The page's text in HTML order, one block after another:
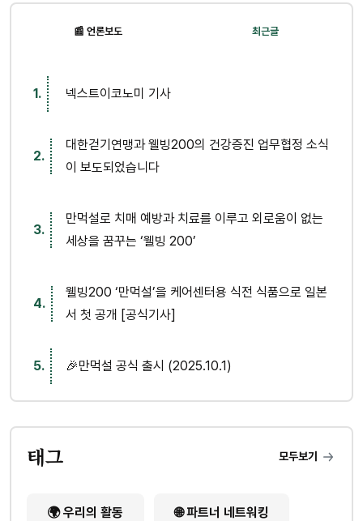
📰 언론보도 최근글
넥스트이코노미 기사
대한걷기연맹과 웰빙200의 건강증진 업무협정 소식
이 보도되었습니다
만먹설로 치매 예방과 치료를 이루고 외로움이 없는
세상을 꿈꾸는 ‘웰빙 200’
웰빙200 ‘만먹설’을 케어센터용 식전 식품으로 일본
서 첫 공개 [공식기사]
🎉만먹설 공식 출시 (2025.10.1)
태그 모두보기
🌍 우리의 활동 🌐 파트너 네트워킹